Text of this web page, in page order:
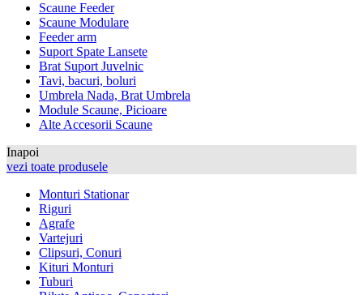
Scaune Feeder
Scaune Modulare
Feeder arm
Suport Spate Lansete
Brat Suport Juvelnic
Tavi, bacuri, boluri
Umbrela Nada, Brat Umbrela
Module Scaune, Picioare
Alte Accesorii Scaune
Inapoi
vezi toate produsele
Monturi Stationar
Riguri
Agrafe
Vartejuri
Clipsuri, Conuri
Kituri Monturi
Tuburi